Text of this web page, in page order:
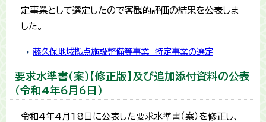
定事業として選定したので客観的評価の結果を公表しま
した。
藤久保地域拠点施設整備等事業 特定事業の選定
要求水準書（案）【修正版】及び追加添付資料の公表
（令和4年6月6日）
令和4年4月18日に公表した要求水準書（案）を修正し、